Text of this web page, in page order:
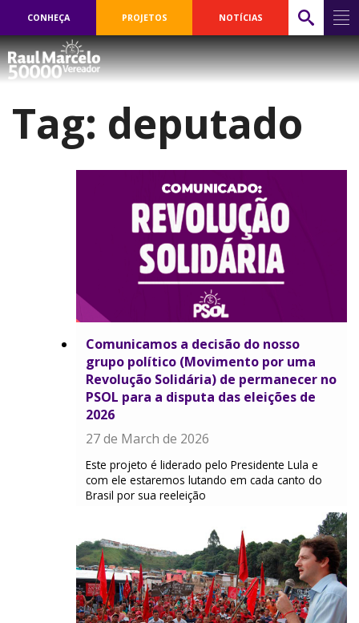
CONHEÇA PROJETOS NOTÍCIAS
Tag: deputado
Comunicamos a decisão do nosso
grupo político (Movimento por uma
Revolução Solidária) de permanecer no
PSOL para a disputa das eleições de
2026
27 de March de 2026
Este projeto é liderado pelo Presidente Lula e
com ele estaremos lutando em cada canto do
Brasil por sua reeleição